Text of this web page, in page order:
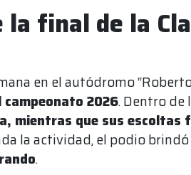
final de la
en el autódromo
2026. Dentro de
mientras que sus escoltas
la actividad, el podio
.